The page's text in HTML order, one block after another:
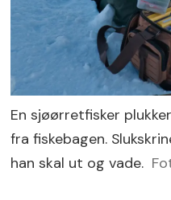
En sjøørretfisker
fra fiskebagen.
han skal ut og vade.